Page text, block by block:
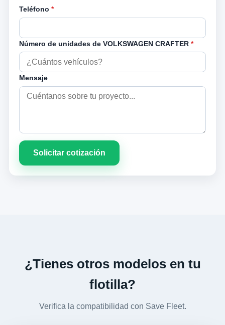
Teléfono *
Número de unidades de VOLKSWAGEN CRAFTER *
Mensaje
Solicitar cotización
¿Tienes otros modelos en tu
flotilla?
Verifica la compatibilidad con Save Fleet.